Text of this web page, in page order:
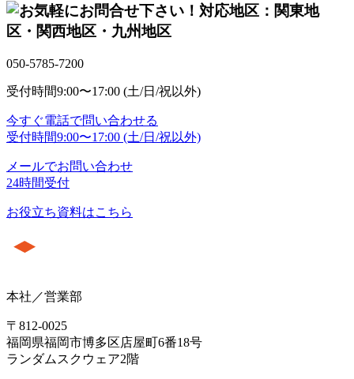
対応地区：関東地
区・関西地区・九州地区
050-5785-7200
受付時間9:00〜17:00 (土/日/祝以外)
今すぐ電話で問い合わせる
受付時間9:00〜17:00 (土/日/祝以外)
メールでお問い合わせ
24時間受付
お役立ち資料はこちら
本社／営業部
〒812-0025
福岡県福岡市博多区店屋町6番18号
ランダムスクウェア2階